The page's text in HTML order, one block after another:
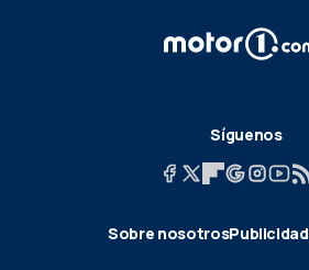
Síguenos
Sobre nosotrosPublicidad